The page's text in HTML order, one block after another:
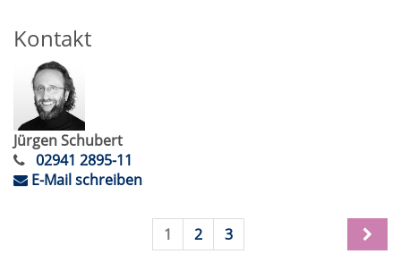
Kontakt
Jürgen Schubert
02941 2895-11
E-Mail schreiben
1 2 3